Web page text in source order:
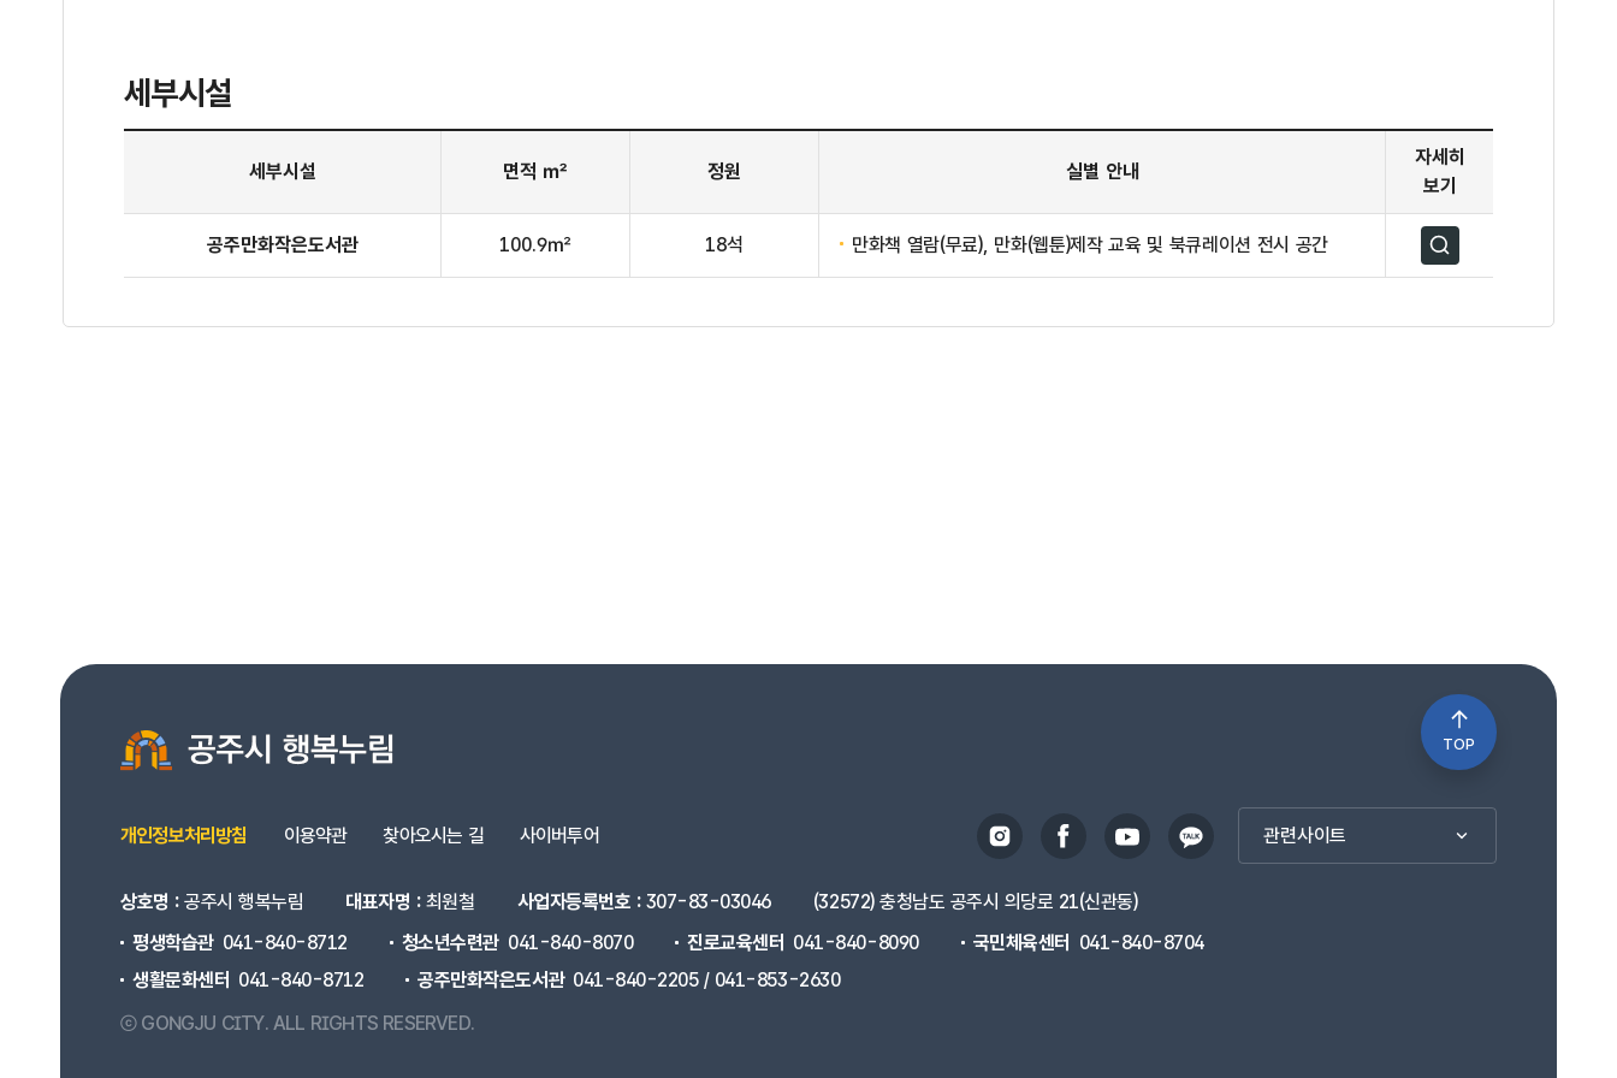
세부시설
2층 공주만화작은도서관 세부시설
세부시설
면적 ㎡ 정원 실별 안내
자세히
보기
공주만화작은도서관 100.9㎡ 18석 만화책 열람(무료), 만화(웹툰)제작 교육 및 북큐레이션 전시 공간
자세히보기
TOP
개인정보처리방침 이용약관 찾아오시는 길 사이버투어 관련사이트
상호명 :공주시 행복누림 대표자명 :최원철 사업자등록번호 :307-83-03046
(32572) 충청남도 공주시 의당로 21(신관동)
평생학습관 041-840-8712 청소년수련관 041-840-8070 진로교육센터 041-840-8090 국민체육센터
041-840-8704
생활문화센터 041-840-8712 공주만화작은도서관 041-840-2205 / 041-853-2630
ⓒ GONGJU CITY. ALL RIGHTS RESERVED.